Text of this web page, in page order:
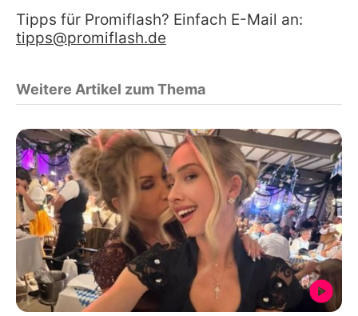
Tipps für Promiflash? Einfach E-Mail an:
tipps@promiflash.de
Weitere Artikel zum Thema